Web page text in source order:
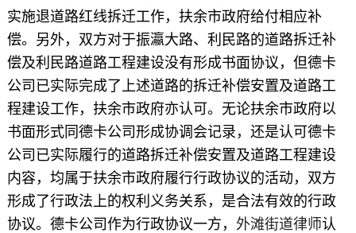
实施退道路红线拆迁工作，扶余市政府给付相应补
偿。另外，双方对于振瀛大路、利民路的道路拆迁补
偿及利民路道路工程建设没有形成书面协议，但德卡
公司已实际完成了上述道路的拆迁补偿安置及道路工
程建设工作，扶余市政府亦认可。无论扶余市政府以
书面形式同德卡公司形成协调会记录，还是认可德卡
公司已实际履行的道路拆迁补偿安置及道路工程建设
内容，均属于扶余市政府履行行政协议的活动，双方
形成了行政法上的权利义务关系，是合法有效的行政
协议。德卡公司作为行政协议一方， 外滩街道律师认